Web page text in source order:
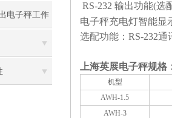
电子秤工作
RS-232 输出功能(选
电子秤充电灯智能显
选配功能：RS-232
上海英展电子秤规格
机型
AWH-1.5
AWH-3